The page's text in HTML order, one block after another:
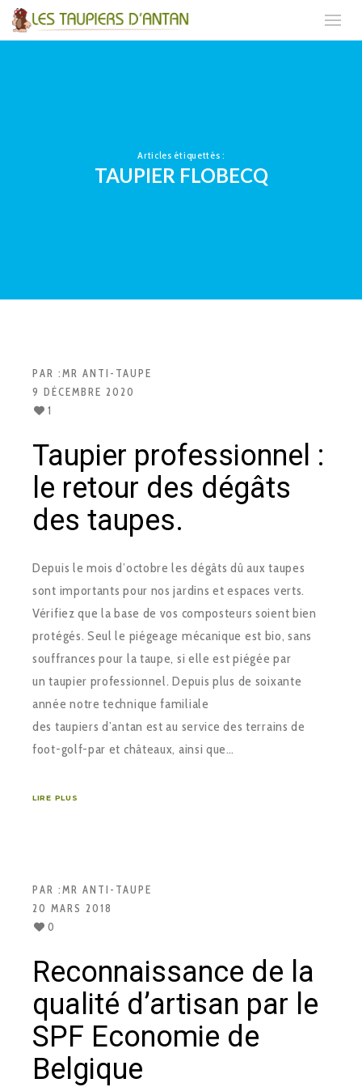
Articles étiquettés :
TAUPIER FLOBECQ
PAR :MR ANTI-TAUPE
9 DÉCEMBRE 2020
1
Taupier professionnel :
le retour des dégâts
des taupes.
Depuis le mois d’octobre les dégâts dû aux taupes
sont importants pour nos jardins et espaces verts.
Vérifiez que la base de vos composteurs soient bien
protégés. Seul le piégeage mécanique est bio, sans
souffrances pour la taupe, si elle est piégée par
un taupier professionnel. Depuis plus de soixante
année notre technique familiale
des taupiers d’antan est au service des terrains de
foot-golf-par et châteaux, ainsi que…
LIRE PLUS
PAR :MR ANTI-TAUPE
20 MARS 2018
0
Reconnaissance de la
qualité d’artisan par le
SPF Economie de
Belgique